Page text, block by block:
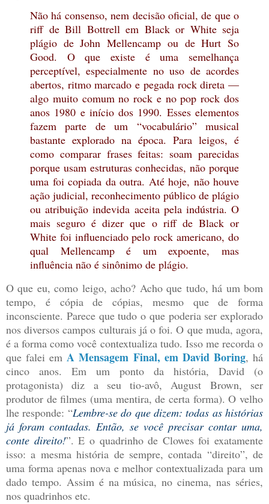
Não há consenso, nem decisão oficial, de que o
riff de Bill Bottrell em Black or White seja
plágio de John Mellencamp ou de Hurt So
Good. O que existe é uma semelhança
perceptível, especialmente no uso de acordes
abertos, ritmo marcado e pegada rock direta —
algo muito comum no rock e no pop rock dos
anos 1980 e início dos 1990. Esses elementos
fazem parte de um “vocabulário” musical
bastante explorado na época. Para leigos, é
como comparar frases feitas: soam parecidas
porque usam estruturas conhecidas, não porque
uma foi copiada da outra. Até hoje, não houve
ação judicial, reconhecimento público de plágio
ou atribuição indevida aceita pela indústria. O
mais seguro é dizer que o riff de Black or
White foi influenciado pelo rock americano, do
qual Mellencamp é um expoente, mas
influência não é sinônimo de plágio.
O que eu, como leigo, acho? Acho que tudo, há um bom
tempo, é cópia de cópias, mesmo que de forma
inconsciente. Parece que tudo o que poderia ser explorado
nos diversos campos culturais já o foi. O que muda, agora,
é a forma como você contextualiza tudo. Isso me recorda o
que falei emA Mensagem Final, em David Boring, há
cinco anos. Em um ponto da história, David (o
protagonista) diz a seu tio-avô, August Brown, ser
produtor de filmes (uma mentira, de certa forma). O velho
lhe responde: “Lembre-se do que dizem: todas as histórias
já foram contadas. Então, se você precisar contar uma,
conte direito!”. E o quadrinho de Clowes foi exatamente
isso: a mesma história de sempre, contada “direito”, de
uma forma apenas nova e melhor contextualizada para um
dado tempo. Assim é na música, no cinema, nas séries,
nos quadrinhos etc.